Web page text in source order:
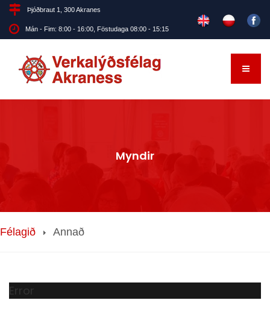
Þjóðbraut 1, 300 Akranes
Mán - Fim: 8:00 - 16:00, Föstudaga 08:00 - 15:15
Myndir
Félagið Annað
Error